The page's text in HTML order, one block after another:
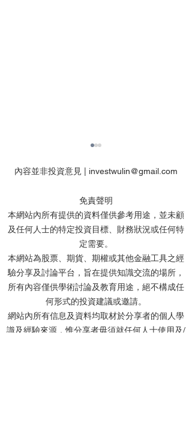
雲狄2026年7月31日操作
及市評
內容並非投資意見 | investwulin@gmail.com
免責聲明
本網站內所有提供的資料僅供參考用途，並未顧
及任何人士的特定投資目標、財務狀況或任何特
定需要。
本網站為股票、期貨、期權或其他金融工具之經
驗分享及討論平台，旨在提供知識交流的場所，
所有內容僅供學術討論及教育用途，絕不構成任
何形式的投資建議或邀請。
網站內所有信息及資料均取材於分享者的個人學
識及經驗來源，惟分享者毋須就任何人士使用及/